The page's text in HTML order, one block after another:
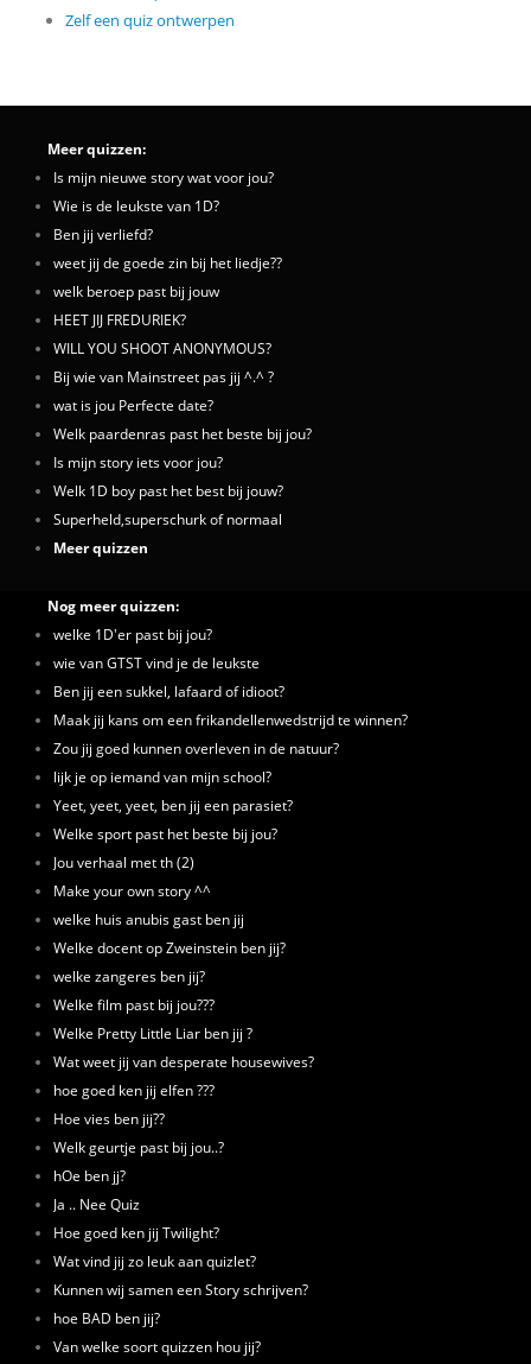
Zelf een quiz ontwerpen
Meer quizzen:
Is mijn nieuwe story wat voor jou?
Wie is de leukste van 1D?
Ben jij verliefd?
weet jij de goede zin bij het liedje??
welk beroep past bij jouw
HEET JIJ FREDURIEK?
WILL YOU SHOOT ANONYMOUS?
Bij wie van Mainstreet pas jij ^.^ ?
wat is jou Perfecte date?
Welk paardenras past het beste bij jou?
Is mijn story iets voor jou?
Welk 1D boy past het best bij jouw?
Superheld,superschurk of normaal
Meer quizzen
Nog meer quizzen:
welke 1D'er past bij jou?
wie van GTST vind je de leukste
Ben jij een sukkel, lafaard of idioot?
Maak jij kans om een frikandellenwedstrijd te winnen?
Zou jij goed kunnen overleven in de natuur?
lijk je op iemand van mijn school?
Yeet, yeet, yeet, ben jij een parasiet?
Welke sport past het beste bij jou?
Jou verhaal met th (2)
Make your own story ^^
welke huis anubis gast ben jij
Welke docent op Zweinstein ben jij?
welke zangeres ben jij?
Welke film past bij jou???
Welke Pretty Little Liar ben jij ?
Wat weet jij van desperate housewives?
hoe goed ken jij elfen ???
Hoe vies ben jij??
Welk geurtje past bij jou..?
hOe ben jj?
Ja .. Nee Quiz
Hoe goed ken jij Twilight?
Wat vind jij zo leuk aan quizlet?
Kunnen wij samen een Story schrijven?
hoe BAD ben jij?
Van welke soort quizzen hou jij?